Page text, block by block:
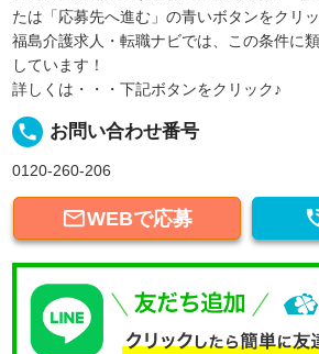
たは「応募先へ進む」の青いボタンをクリ
福島介護求人・転職ナビでは、この条件に
しています！
詳しくは・・・下記ボタンをクリック♪
local_phone お問い合わせ番号
0120-260-206
WEBで応募